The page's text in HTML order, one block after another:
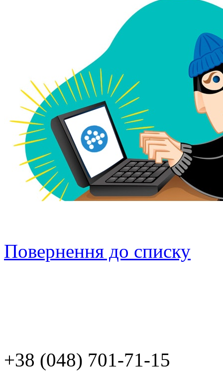
Повернення до списку
+38 (048) 701-71-15